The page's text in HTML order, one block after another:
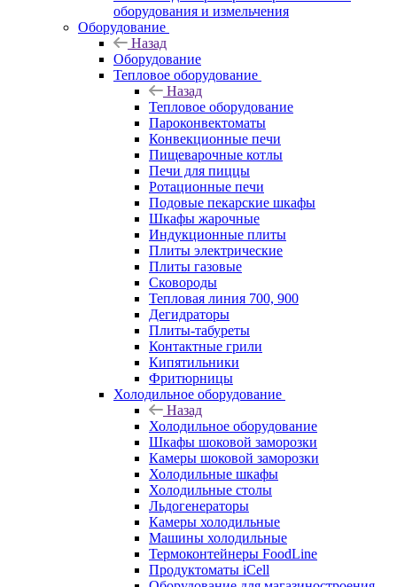
оборудования и измельчения
Оборудование
Назад
Оборудование
Тепловое оборудование
Назад
Тепловое оборудование
Пароконвектоматы
Конвекционные печи
Пищеварочные котлы
Печи для пиццы
Ротационные печи
Подовые пекарские шкафы
Шкафы жарочные
Индукционные плиты
Плиты электрические
Плиты газовые
Сковороды
Тепловая линия 700, 900
Дегидраторы
Плиты-табуреты
Контактные грили
Кипятильники
Фритюрницы
Холодильное оборудование
Назад
Холодильное оборудование
Шкафы шоковой заморозки
Камеры шоковой заморозки
Холодильные шкафы
Холодильные столы
Льдогенераторы
Камеры холодильные
Машины холодильные
Термоконтейнеры FoodLine
Продуктоматы iCell